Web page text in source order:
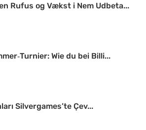
Rufus og Vækst i Nem Udbeta...
Wie du bei Billi...
Silvergames’te Çev...